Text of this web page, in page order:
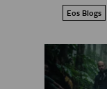
Eos Blogs